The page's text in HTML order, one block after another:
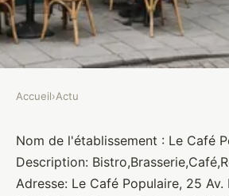
Le Café Populaire
Brasseurs • 10 janvier 2022•1 min de
Accueil›Actu
Nom de l'établissement : Le Café
Description:
Adresse: Le Café Populaire, 25 Av.